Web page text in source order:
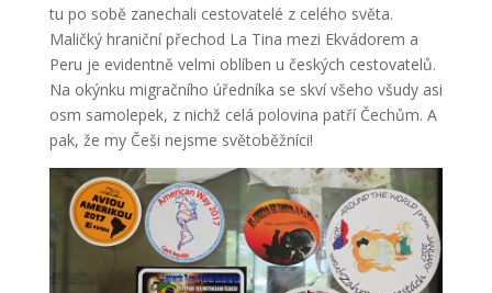
tu po sobě zanechali cestovatelé z celého světa.
Maličký hraniční přechod La Tina mezi Ekvádorem a
Peru je evidentně velmi oblíben u českých cestovatelů.
Na okýnku migračního úředníka se skví všeho všudy asi
osm samolepek, z nichž celá polovina patří Čechům. A
pak, že my Češi nejsme světoběžníci!